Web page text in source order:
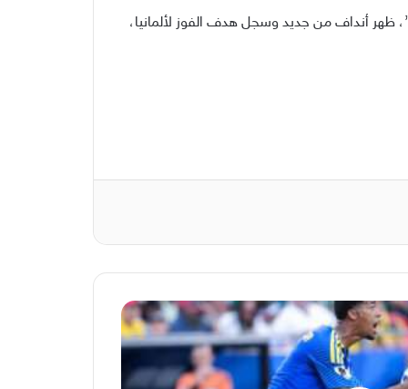
وفي الوقت الذي اعتقد فيه الجميع أن المباراة تتجه نحو التعادل، أبت العزيمة الألمانية إلا أن تترك بصمتها، وفي الدقيقة 90+4’، ظهر أنداف من جديد وسجل هدف الفوز لألمانيا،